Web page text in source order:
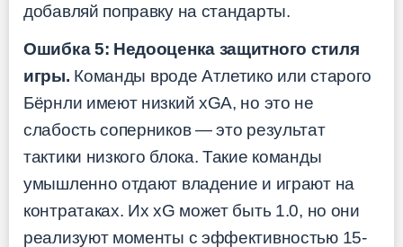
добавляй поправку на стандарты.
Ошибка 5: Недооценка защитного стиля
игры. Команды вроде Атлетико или старого
Бёрнли имеют низкий xGA, но это не
слабость соперников — это результат
тактики низкого блока. Такие команды
умышленно отдают владение и играют на
контратаках. Их xG может быть 1.0, но они
реализуют моменты с эффективностью 15-